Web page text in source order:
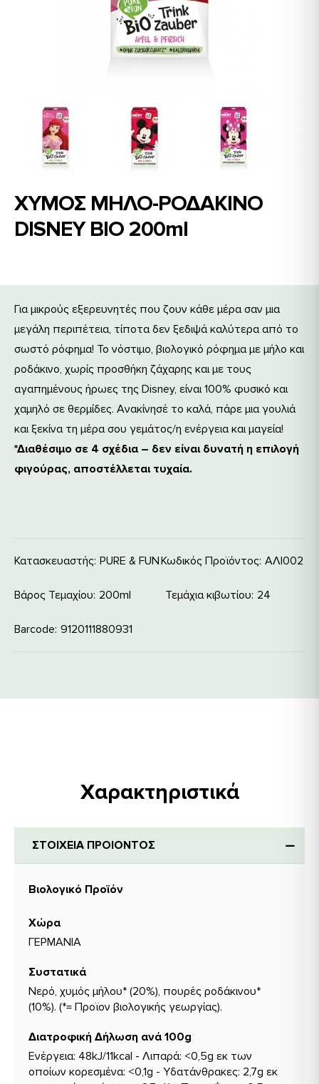
ΧΥΜΟΣ ΜΗΛΟ-ΡΟΔΑΚΙΝΟ
DISNEY BΙΟ 200ml
Κατασκευαστής: PURE & FUNΚωδικός Προϊόντος: ΑΛΙ002
Βάρος Τεμαχίου 200ml Τεμάχια κιβωτίου 24
Barcode 9120111880931
Για μικρούς εξερευνητές που ζουν κάθε μέρα σαν μια
μεγάλη περιπέτεια, τίποτα δεν ξεδιψά καλύτερα από το
σωστό ρόφημα! Το νόστιμο, βιολογικό ρόφημα με μήλο και
ροδάκινο, χωρίς προσθήκη ζάχαρης και με τους
αγαπημένους ήρωες της Disney, είναι 100% φυσικό και
χαμηλό σε θερμίδες. Ανακίνησέ το καλά, πάρε μια γουλιά
και ξεκίνα τη μέρα σου γεμάτος/η ενέργεια και μαγεία!
*Διαθέσιμο σε 4 σχέδια – δεν είναι δυνατή η επιλογή
φιγούρας, αποστέλλεται τυχαία.
Χαρακτηριστικά
ΣΤΟΙΧΕΙΑ ΠΡΟΙΟΝΤΟΣ
Βιολογικό Προϊόν
Χώρα
ΓΕΡΜΑΝΙΑ
Συστατικά
Νερό, χυμός μήλου* (20%), πουρές ροδάκινου*
(10%). (*= Προϊον βιολογικής γεωργίας).
Διατροφική Δήλωση ανά 100g
Ενέργεια: 48kJ/11kcal - Λιπαρά: <0,5g εκ των
οποίων κορεσμένα: <0,1g - Υδατάνθρακες: 2,7g εκ